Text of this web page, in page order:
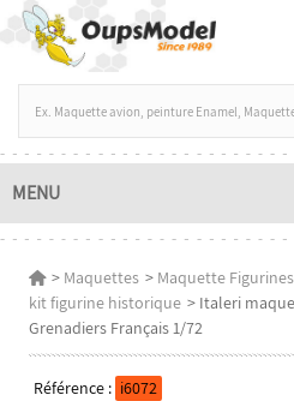
MENU
> Maquettes > Maquette Figurines
kit figurine historique > Italeri
Grenadiers Français 1/72
Référence : i6072